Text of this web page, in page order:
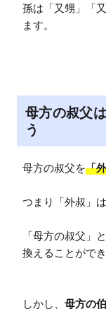
孫は「又甥」「
ます。
母方の叔父
う
母方の叔父を「
つまり「外叔」
「母方の叔父」
換えることができ
しかし、 母方の